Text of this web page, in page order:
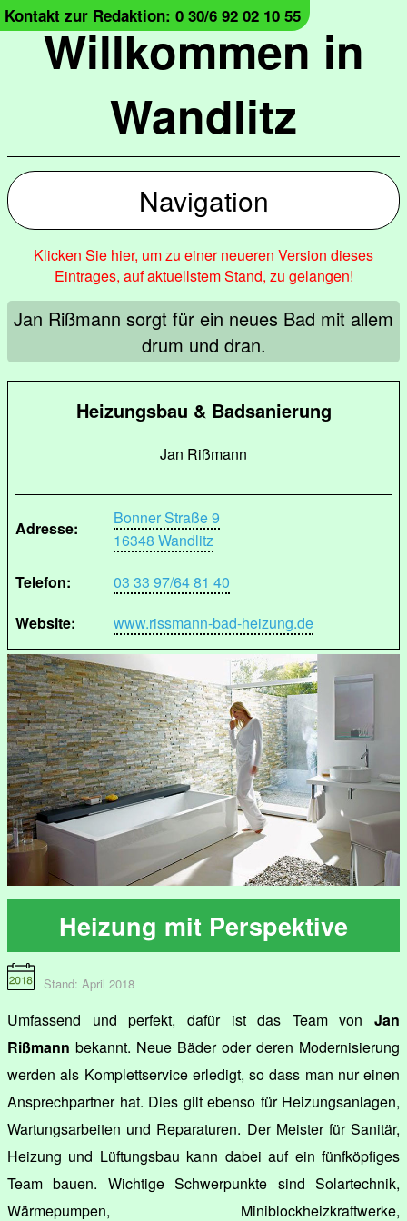
Willkommen in
Wandlitz
Kontakt zur Redaktion: 0 30/6 92 02 10 55
Navigation
Klicken Sie hier, um zu einer neueren Version dieses
Eintrages, auf aktuellstem Stand, zu gelangen!
Jan Rißmann sorgt für ein neues Bad mit allem
drum und dran.
Heizungsbau & Badsanierung
Jan Rißmann
Adresse:
Bonner Straße 9
16348 Wandlitz
Telefon:
03 33 97/64 81 40
Website:
www.rissmann-bad-heizung.de
Heizung mit Perspektive
Stand: April 2018
Umfassend und perfekt, dafür ist das Team von Jan
Rißmann bekannt. Neue Bäder oder deren Modernisierung
werden als Komplettservice erledigt, so dass man nur einen
Ansprechpartner hat. Dies gilt ebenso für Heizungsanlagen,
Wartungsarbeiten und Reparaturen. Der Meister für Sanitär,
Heizung und Lüftungsbau kann dabei auf ein fünfköpfiges
Team bauen. Wichtige Schwerpunkte sind Solartechnik,
Wärmepumpen, Miniblockheizkraftwerke,